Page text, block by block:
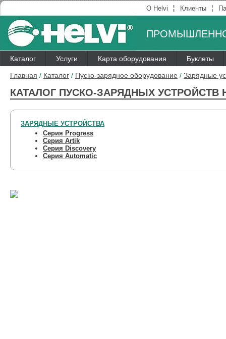
О Helvi ¦ Клиенты ¦
Каталог Услуги Карта оборудования Буклеты
Главная / Каталог / Пуско-зарядное оборудование / Зарядные
КАТАЛОГ ПУСКО-ЗАРЯДНЫХ УСТРОЙСТВ
ЗАРЯДНЫЕ УСТРОЙСТВА
Серия Progress
Серия Artik
Серия Discovery
Серия Automatic